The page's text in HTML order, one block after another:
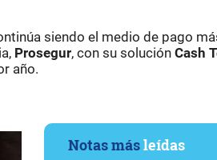
siendo el medio de pago
Prosegur, con su solución Cash
año.
Notas másleídas